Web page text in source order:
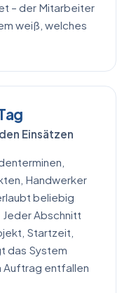
– der Mitarbeiter
weiß, welches
Einsätzen
Handwerker
beliebig
Abschnitt
Startzeit,
das System
Auftrag entfallen